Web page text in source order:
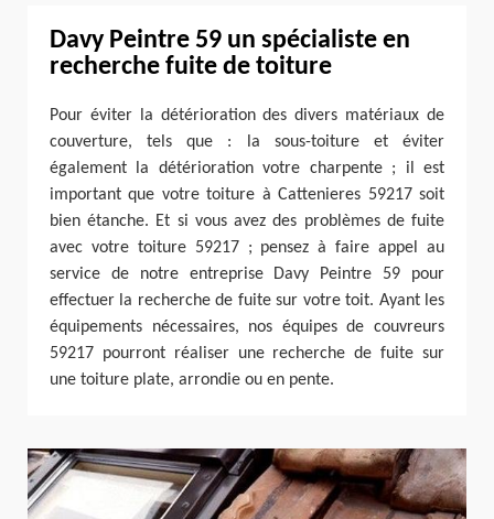
Davy Peintre 59 un spécialiste en
recherche fuite de toiture
Pour éviter la détérioration des divers matériaux de
couverture, tels que : la sous-toiture et éviter
également la détérioration votre charpente ; il est
important que votre toiture à Cattenieres 59217 soit
bien étanche. Et si vous avez des problèmes de fuite
avec votre toiture 59217 ; pensez à faire appel au
service de notre entreprise Davy Peintre 59 pour
effectuer la recherche de fuite sur votre toit. Ayant les
équipements nécessaires, nos équipes de couvreurs
59217 pourront réaliser une recherche de fuite sur
une toiture plate, arrondie ou en pente.